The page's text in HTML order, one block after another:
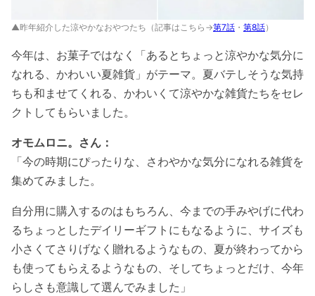
▲昨年紹介した涼やかなおやつたち（記事はこちら→第7話 ・ 第8話）
今年は、お菓子ではなく「あるとちょっと涼やかな気分に
なれる、かわいい夏雑貨」がテーマ。夏バテしそうな気持
ちも和ませてくれる、かわいくて涼やかな雑貨たちをセレ
クトしてもらいました。
オモムロニ。さん：
「今の時期にぴったりな、さわやかな気分になれる雑貨を
集めてみました。
自分用に購入するのはもちろん、今までの手みやげに代わ
るちょっとしたデイリーギフトにもなるように、サイズも
小さくてさりげなく贈れるようなもの、夏が終わってから
も使ってもらえるようなもの、そしてちょっとだけ、今年
らしさも意識して選んでみました」